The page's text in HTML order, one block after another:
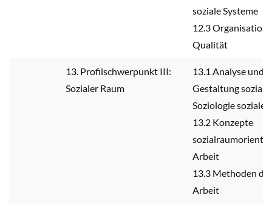
soziale Systeme
12.3 Organisation
Qualität
13. Profilschwerpunkt III:
Sozialer Raum
13.1 Analyse und
Gestaltung
Soziologie sozialer
13.2 Konzepte
Arbeit
13.3 Methoden
Arbeit